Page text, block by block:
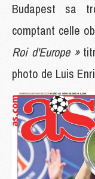
Budapest sa
comptant celle
Roi d'Europe »
photo de Luis